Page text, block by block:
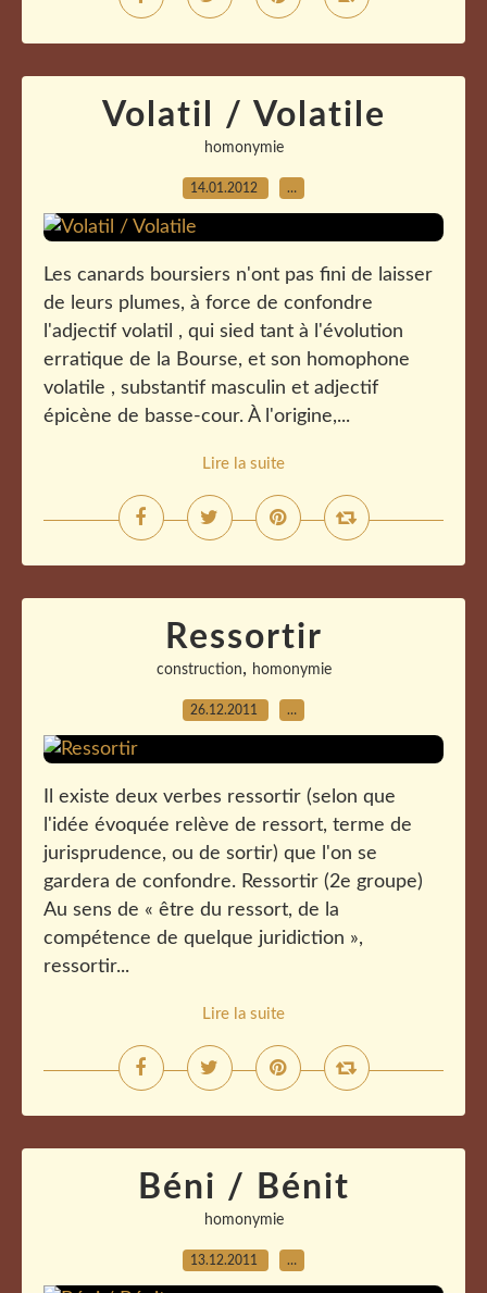
Volatil / Volatile
homonymie
14.01.2012 …
Les canards boursiers n'ont pas fini de laisser
de leurs plumes, à force de confondre
l'adjectif volatil , qui sied tant à l'évolution
erratique de la Bourse, et son homophone
volatile , substantif masculin et adjectif
épicène de basse-cour. À l'origine,...
Lire la suite
Ressortir
construction, homonymie
26.12.2011 …
Il existe deux verbes ressortir (selon que
l'idée évoquée relève de ressort, terme de
jurisprudence, ou de sortir) que l'on se
gardera de confondre. Ressortir (2e groupe)
Au sens de « être du ressort, de la
compétence de quelque juridiction »,
ressortir...
Lire la suite
Béni / Bénit
homonymie
13.12.2011 …